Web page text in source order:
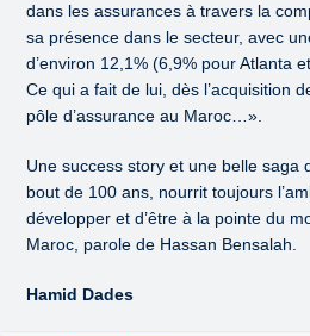
dans les assurances à travers la
sa présence dans le secteur, avec
d’environ 12,1% (6,9% pour Atlanta
Ce qui a fait de lui, dès l’acquisition
pôle d’assurance au Maroc…».
Une success story et une belle saga
bout de 100 ans, nourrit toujours
développer et d’être à la pointe du
Maroc, parole de Hassan Bensalah.
Hamid Dades